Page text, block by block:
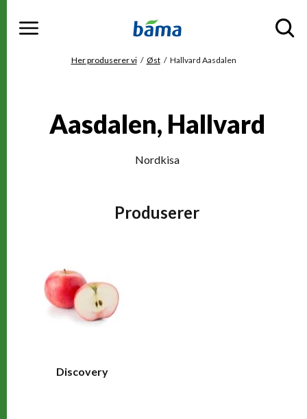
Meny
Du er her
Her produserer vi Øst Hallvard Aasdalen
Aasdalen, Hallvard
Nordkisa
Produserer
Discovery